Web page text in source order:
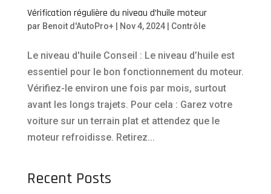
Vérification régulière du niveau d’huile moteur
par Benoit d'AutoPro+ Nov 4, 2024| Contrôle
Le niveau d'huile Conseil : Le niveau d’huile est
essentiel pour le bon fonctionnement du moteur.
Vérifiez-le environ une fois par mois, surtout
avant les longs trajets. Pour cela : Garez votre
voiture sur un terrain plat et attendez que le
moteur refroidisse. Retirez...
Recent Posts